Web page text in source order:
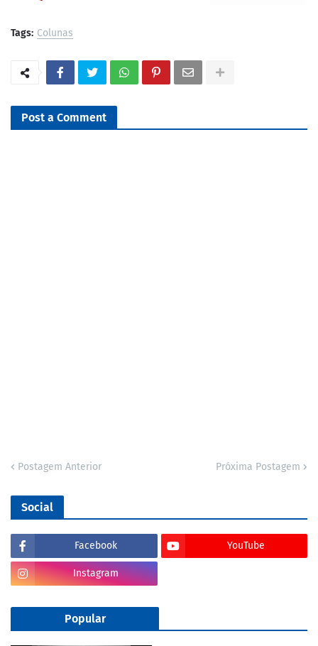
Tags: Colunas
Post a Comment
Postagem Anterior Próxima Postagem
Social
Facebook YouTube
Instagram
Popular